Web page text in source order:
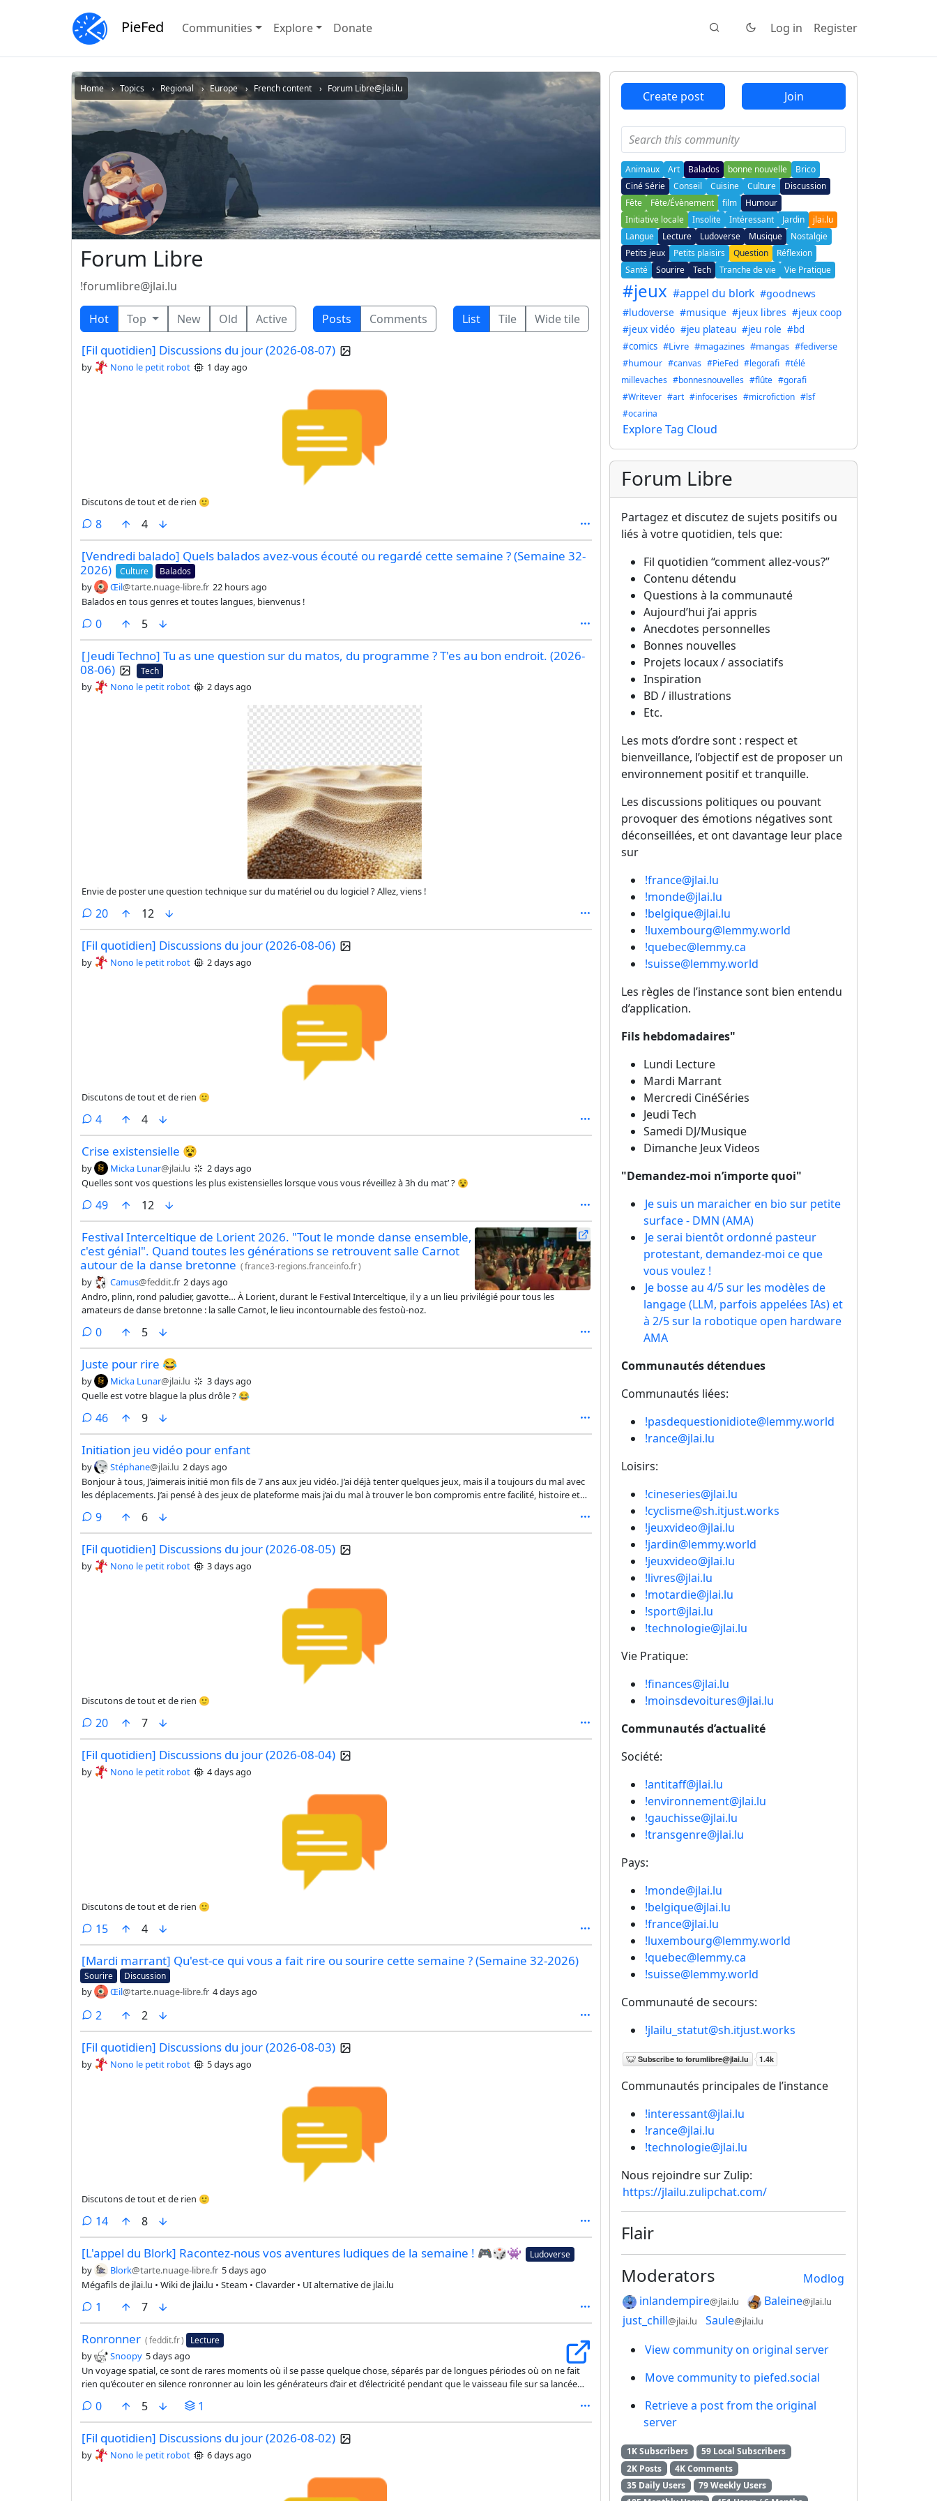
PieFed Communities Explore Donate Log in Register
Home Topics Regional Europe French content Forum Libre@jlai.lu
Forum Libre
!forumlibre@jlai.lu
Hot Top New Old Active Posts Comments List Tile Wide tile
[Fil quotidien] Discussions du jour (2026-08-07)
by Nono le petit robot 1 day ago
Discutons de tout et de rien 🙂
8comments
4
[Vendredi balado] Quels balados avez-vous écouté ou regardé cette semaine ? (Semaine 32-
2026)
Culture Balados
by Œil@tarte.nuage-libre.fr 22 hours ago
Balados en tous genres et toutes langues, bienvenus !
0comments
5
[Jeudi Techno] Tu as une question sur du matos, du programme ? T'es au bon endroit. (2026-
08-06)
Tech
by Nono le petit robot 2 days ago
Envie de poster une question technique sur du matériel ou du logiciel ? Allez, viens !
20comments
12
[Fil quotidien] Discussions du jour (2026-08-06)
by Nono le petit robot 2 days ago
Discutons de tout et de rien 🙂
4comments
4
Crise existensielle 😵
by Micka Lunar@jlai.lu
2 days ago
Quelles sont vos questions les plus existensielles lorsque vous vous réveillez à 3h du mat’ ? 😵
49comments
12
Festival Interceltique de Lorient 2026. "Tout le monde danse ensemble,
c'est génial". Quand toutes les générations se retrouvent salle Carnot
autour de la danse bretonne (france3-regions.franceinfo.fr)
by Camus@feddit.fr 2 days ago
Andro, plinn, rond paludier, gavotte… À Lorient, durant le Festival Interceltique, il y a un lieu privilégié pour tous les
amateurs de danse bretonne : la salle Carnot, le lieu incontournable des festoù-noz.
0comments
5
Juste pour rire 😂
by Micka Lunar@jlai.lu
3 days ago
Quelle est votre blague la plus drôle ? 😂
46comments
9
Initiation jeu vidéo pour enfant
by Stéphane@jlai.lu 2 days ago
Bonjour à tous, J’aimerais initié mon fils de 7 ans aux jeu vidéo. J’ai déjà tenter quelques jeux, mais il a toujours du mal avec
les déplacements. J’ai pensé à des jeux de plateforme mais j’ai du mal à trouver le bon compromis entre facilité, histoire et
9comments
6
[Fil quotidien] Discussions du jour (2026-08-05)
by Nono le petit robot 3 days ago
Discutons de tout et de rien 🙂
20comments
7
[Fil quotidien] Discussions du jour (2026-08-04)
by Nono le petit robot 4 days ago
Discutons de tout et de rien 🙂
15comments
4
[Mardi marrant] Qu'est-ce qui vous a fait rire ou sourire cette semaine ? (Semaine 32-2026)
Sourire Discussion
by Œil@tarte.nuage-libre.fr 4 days ago
2 comments
2
[Fil quotidien] Discussions du jour (2026-08-03)
by Nono le petit robot 5 days ago
Discutons de tout et de rien 🙂
14comments
8
[L'appel du Blork] Racontez-nous vos aventures ludiques de la semaine ! 🎮🎲👾 Ludoverse
by Blork@tarte.nuage-libre.fr 5 days ago
Mégafils de jlai.lu • Wiki de jlai.lu • Steam • Clavarder • UI alternative de jlai.lu
1 comment
7
Ronronner (feddit.fr) Lecture
by Snoopy 5 days ago
Un voyage spatial, ce sont de rares moments où il se passe quelque chose, séparés par de longues périodes où on ne fait
rien qu’écouter en silence ronronner au loin les générateurs d’air et d’électricité pendant que le vaisseau file sur sa lancée
0comments
5 1
[Fil quotidien] Discussions du jour (2026-08-02)
by Nono le petit robot 6 days ago
Create post Join
Animaux Art Balados bonne nouvelle
Brico
Ciné Série
Conseil Cuisine Culture
Discussion
Fête
Fête/Évènement film
Humour
Initiative locale
Insolite Intéressant Jardin
jlai.lu
Langue
Lecture Ludoverse Musique
Nostalgie
Petits jeux
Petits plaisirs Question
Réflexion
Santé
Sourire Tech Tranche de vie Vie Pratique
#jeux #appel du blork #goodnews
#ludoverse #musique #jeux libres #jeux coop
#jeux vidéo #jeu plateau #jeu role #bd
#comics #Livre #magazines #mangas #fediverse
#humour #canvas #PieFed #legorafi #télé
millevaches #bonnesnouvelles #flûte #gorafi
#Writever #art #infocerises #microfiction #lsf
#ocarina
Explore Tag Cloud
Forum Libre
Partagez et discutez de sujets positifs ou
liés à votre quotidien, tels que:
Fil quotidien “comment allez-vous?”
Contenu détendu
Questions à la communauté
Aujourd’hui j’ai appris
Anecdotes personnelles
Bonnes nouvelles
Projets locaux / associatifs
Inspiration
BD / illustrations
Etc.
Les mots d’ordre sont : respect et
bienveillance, l’objectif est de proposer un
environnement positif et tranquille.
Les discussions politiques ou pouvant
provoquer des émotions négatives sont
déconseillées, et ont davantage leur place
sur
!france@jlai.lu
!monde@jlai.lu
!belgique@jlai.lu
!luxembourg@lemmy.world
!quebec@lemmy.ca
!suisse@lemmy.world
Les règles de l’instance sont bien entendu
d’application.
Fils hebdomadaires"
Lundi Lecture
Mardi Marrant
Mercredi CinéSéries
Jeudi Tech
Samedi DJ/Musique
Dimanche Jeux Videos
"Demandez-moi n’importe quoi"
Je suis un maraicher en bio sur petite
surface - DMN (AMA)
Je serai bientôt ordonné pasteur
protestant, demandez-moi ce que
vous voulez !
Je bosse au 4/5 sur les modèles de
langage (LLM, parfois appelées IAs) et
à 2/5 sur la robotique open hardware
AMA
Communautés détendues
Communautés liées:
!pasdequestionidiote@lemmy.world
!rance@jlai.lu
Loisirs:
!cineseries@jlai.lu
!cyclisme@sh.itjust.works
!jeuxvideo@jlai.lu
!jardin@lemmy.world
!jeuxvideo@jlai.lu
!livres@jlai.lu
!motardie@jlai.lu
!sport@jlai.lu
!technologie@jlai.lu
Vie Pratique:
!finances@jlai.lu
!moinsdevoitures@jlai.lu
Communautés d’actualité
Société:
!antitaff@jlai.lu
!environnement@jlai.lu
!gauchisse@jlai.lu
!transgenre@jlai.lu
Pays:
!monde@jlai.lu
!belgique@jlai.lu
!france@jlai.lu
!luxembourg@lemmy.world
!quebec@lemmy.ca
!suisse@lemmy.world
Communauté de secours:
!jlailu_statut@sh.itjust.works
Communautés principales de l’instance
!interessant@jlai.lu
!rance@jlai.lu
!technologie@jlai.lu
Nous rejoindre sur Zulip:
https://jlailu.zulipchat.com/
Flair
Modlog
Moderators
inlandempire@jlai.lu Baleine@jlai.lu
just_chill@jlai.lu Saule@jlai.lu
View community on original server
Move community to piefed.social
Retrieve a post from the original
server
1K Subscribers
59 Local Subscribers
2K Posts
4K Comments
35 Daily Users
79 Weekly Users